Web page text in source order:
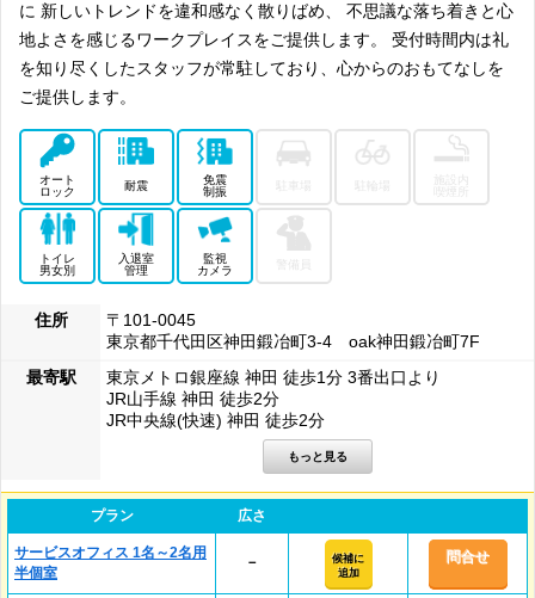
に 新しいトレンドを違和感なく散りばめ、 不思議な落ち着きと心
地よさを感じるワークプレイスをご提供します。 受付時間内は礼
を知り尽くしたスタッフが常駐しており、心からのおもてなしを
ご提供します。
オート
ロック
耐震
免震
制振
喫煙所
トイレ
男女別
入退室
管理
監視
カメラ
警備員
住所
〒101-0045
東京都千代田区神田鍛冶町3-4 oak神田鍛冶町7F
最寄駅
東京メトロ銀座線 神田 徒歩1分 3番出口より
JR山手線 神田 徒歩2分
JR中央線(快速) 神田 徒歩2分
プラン 広さ
サービスオフィス 1名～2名用
半個室
－
候補に
追加
問合せ